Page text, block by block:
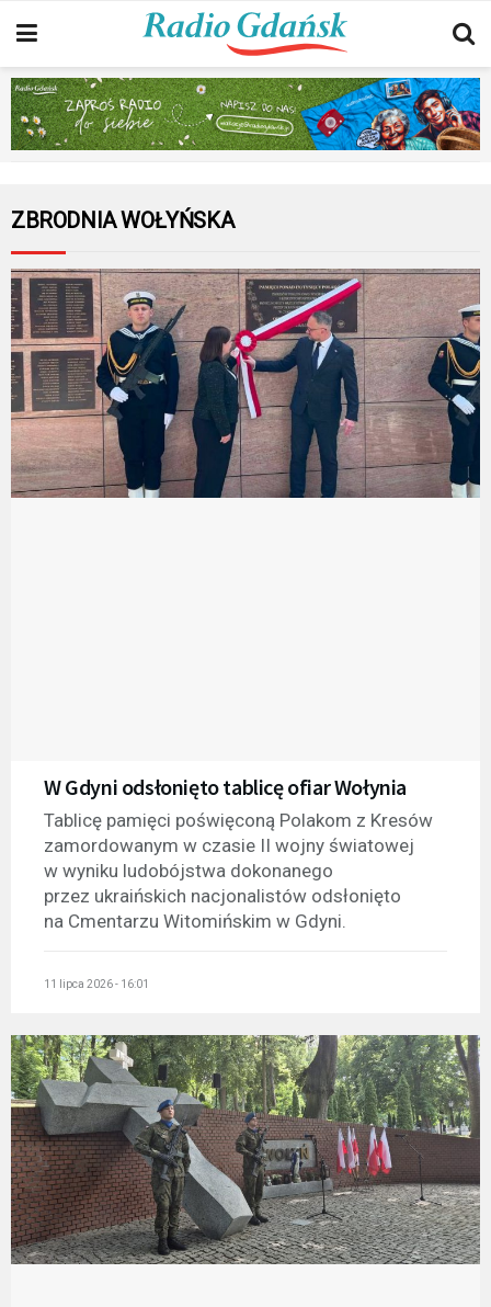
ZBRODNIA WOŁYŃSKA
W Gdyni odsłonięto tablicę ofiar Wołynia
Tablicę pamięci poświęconą Polakom z Kresów
zamordowanym w czasie II wojny światowej
w wyniku ludobójstwa dokonanego
przez ukraińskich nacjonalistów odsłonięto
na Cmentarzu Witomińskim w Gdyni.
11 lipca 2026 - 16:01